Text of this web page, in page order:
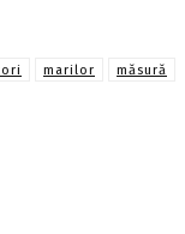
marilor
măsură